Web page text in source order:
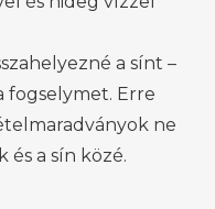
a sínt –
fogselymet. Erre
ne
és a sín közé.